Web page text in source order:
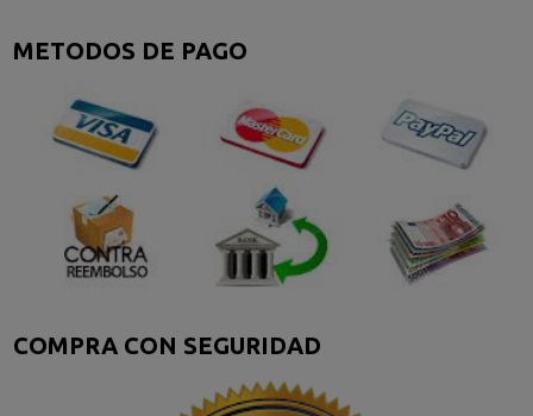
METODOS DE PAGO
COMPRA CON SEGURIDAD